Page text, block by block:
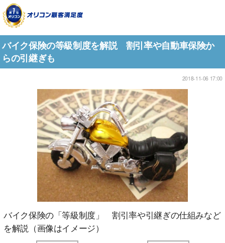
バイク保険の等級制度を解説 割引率や自動車保険か
らの引継ぎも
2018-11-06 17:00
バイク保険の「等級制度」 割引率や引継ぎの仕組みなど
を解説（画像はイメージ）